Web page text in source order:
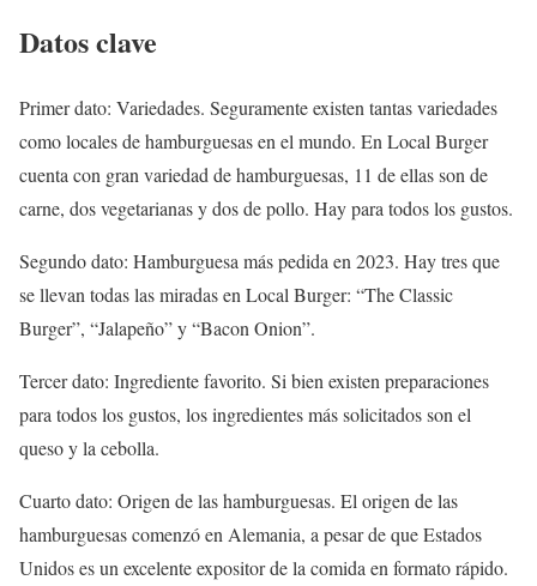
Datos clave
Primer dato: Variedades. Seguramente existen tantas variedades
como locales de hamburguesas en el mundo. En Local Burger
cuenta con gran variedad de hamburguesas, 11 de ellas son de
carne, dos vegetarianas y dos de pollo. Hay para todos los gustos.
Segundo dato: Hamburguesa más pedida en 2023. Hay tres que
se llevan todas las miradas en Local Burger: “The Classic
Burger”, “Jalapeño” y “Bacon Onion”.
Tercer dato: Ingrediente favorito. Si bien existen preparaciones
para todos los gustos, los ingredientes más solicitados son el
queso y la cebolla.
Cuarto dato: Origen de las hamburguesas. El origen de las
hamburguesas comenzó en Alemania, a pesar de que Estados
Unidos es un excelente expositor de la comida en formato rápido.